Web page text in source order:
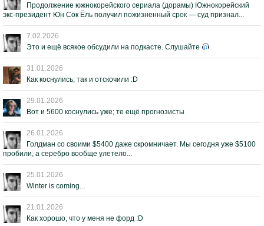
Продолжение южнокорейского сериала (дорамы) Южнокорейский
экс-президент Юн Сок Ёль получил пожизненный срок — суд признал...
7.02.2026
Это и ещё всякое обсудили на подкасте. Слушайте
31.01.2026
Как коснулись, так и отскочили :D
29.01.2026
Вот и 5600 коснулись уже; те ещё прогнозисты
26.01.2026
Голдман со своими $5400 даже скромничает. Мы сегодня уже $5100
пробили, а серебро вообще улетело...
25.01.2026
Winter is coming...
21.01.2026
Как хорошо, что у меня не форд :D